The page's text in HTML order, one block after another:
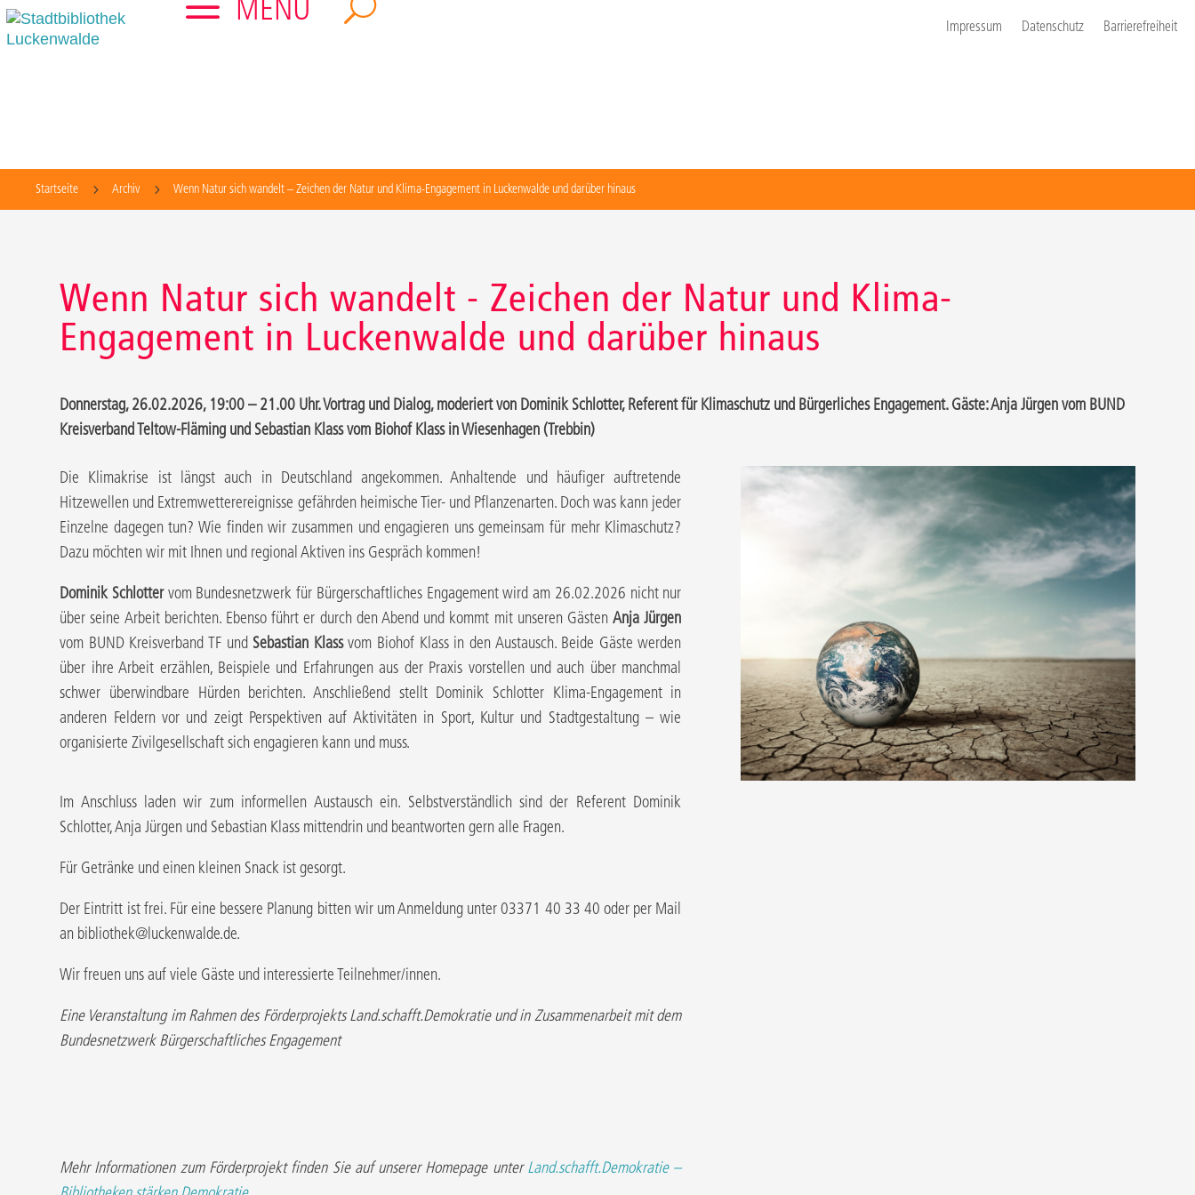
Impressum Datenschutz Barrierefreiheit
MENU U
Startseite 5 Archiv 5 Wenn Natur sich wandelt – Zeichen der Natur und Klima-Engagement in Luckenwalde und darüber hinaus
Wenn Natur sich wandelt - Zeichen der Natur und Klima-
Engagement in Luckenwalde und darüber hinaus
Donnerstag, 26.02.2026, 19:00 – 21.00 Uhr. Vortrag und Dialog, moderiert von Dominik Schlotter, Referent für Klimaschutz und Bürgerliches Engagement. Gäste: Anja Jürgen vom BUND
Kreisverband Teltow-Fläming und Sebastian Klass vom Biohof Klass in Wiesenhagen (Trebbin)
Die Klimakrise ist längst auch in Deutschland angekommen. Anhaltende und häufiger auftretende
Hitzewellen und Extremwetterereignisse gefährden heimische Tier- und Pflanzenarten. Doch was kann jeder
Einzelne dagegen tun? Wie finden wir zusammen und engagieren uns gemeinsam für mehr Klimaschutz?
Dazu möchten wir mit Ihnen und regional Aktiven ins Gespräch kommen!
Dominik Schlottervom Bundesnetzwerk für Bürgerschaftliches Engagement wird am 26.02.2026 nicht nur
über seine Arbeit berichten. Ebenso führt er durch den Abend und kommt mit unseren GästenAnja Jürgen
vom BUND Kreisverband TF und Sebastian Klassvom Biohof Klass in den Austausch. Beide Gäste werden
über ihre Arbeit erzählen, Beispiele und Erfahrungen aus der Praxis vorstellen und auch über manchmal
schwer überwindbare Hürden berichten. Anschließend stellt Dominik Schlotter Klima-Engagement in
anderen Feldern vor und zeigt Perspektiven auf Aktivitäten in Sport, Kultur und Stadtgestaltung – wie
organisierte Zivilgesellschaft sich engagieren kann und muss.
Im Anschluss laden wir zum informellen Austausch ein. Selbstverständlich sind der Referent Dominik
Schlotter, Anja Jürgen und Sebastian Klass mittendrin und beantworten gern alle Fragen.
Für Getränke und einen kleinen Snack ist gesorgt.
Der Eintritt ist frei. Für eine bessere Planung bitten wir um Anmeldung unter 03371 40 33 40 oder per Mail
an bibliothek@luckenwalde.de.
Wir freuen uns auf viele Gäste und interessierte Teilnehmer/innen.
Eine Veranstaltung im Rahmen des Förderprojekts Land.schafft.Demokratie und in Zusammenarbeit mit dem
Bundesnetzwerk Bürgerschaftliches Engagement
Mehr Informationen zum Förderprojekt finden Sie auf unserer Homepage unterLand.schafft.Demokratie –